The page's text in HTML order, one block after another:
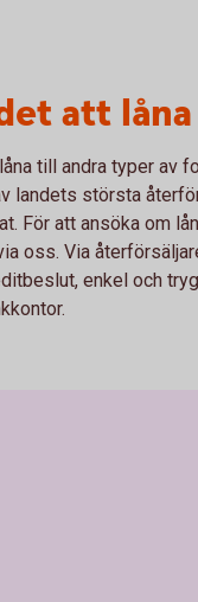
att
till andra typer av
landets största
För att ansöka om
oss. Via
enkel och